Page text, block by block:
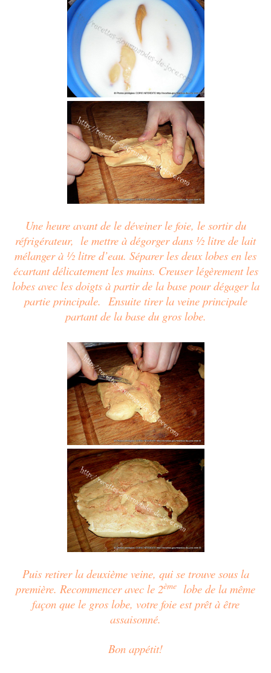
Une heure avant de le déveiner le foie, le sortir du
réfrigérateur, le mettre à dégorger dans ½ litre de lait
mélanger à ½ litre d’eau. Séparer les deux lobes en les
écartant délicatement les mains. Creuser légèrement les
lobes avec les doigts à partir de la base pour dégager la
partie principale. Ensuite tirer la veine principale
partant de la base du gros lobe.
Puis retirer la deuxième veine, qui se trouve sous la
première. Recommencer avec le 2ème lobe de la même
façon que le gros lobe, votre foie est prêt à être
assaisonné.
Bon appétit!